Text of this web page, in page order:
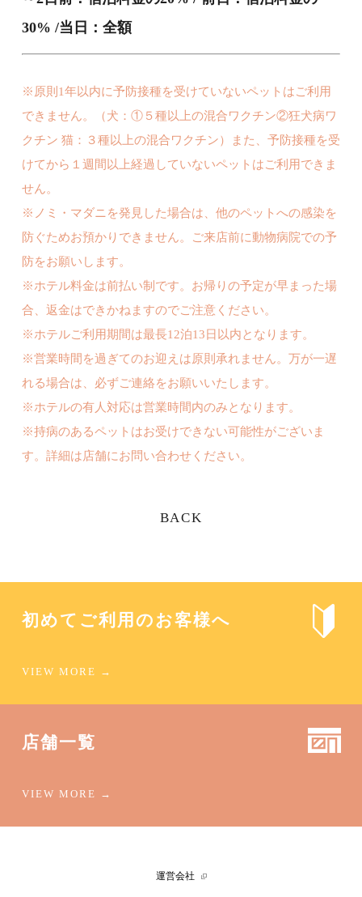
30% /当日：全額
※原則1年以内に予防接種を受けていないペットはご利用
できません。（犬：①５種以上の混合ワクチン②狂犬病ワ
クチン 猫：３種以上の混合ワクチン）また、予防接種を受
けてから１週間以上経過していないペットはご利用できま
せん。
※ノミ・マダニを発見した場合は、他のペットへの感染を
防ぐためお預かりできません。ご来店前に動物病院での予
防をお願いします。
※ホテル料金は前払い制です。お帰りの予定が早まった場
合、返金はできかねますのでご注意ください。
※ホテルご利用期間は最長12泊13日以内となります。
※営業時間を過ぎてのお迎えは原則承れません。万が一遅
れる場合は、必ずご連絡をお願いいたします。
※ホテルの有人対応は営業時間内のみとなります。
※持病のあるペットはお受けできない可能性がございま
す。詳細は店舗にお問い合わせください。
BACK
初めてご利用のお客様へ
店舗一覧
運営会社